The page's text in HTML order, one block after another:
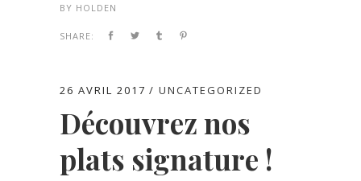
BY HOLDEN
SHARE:
26 AVRIL 2017 UNCATEGORIZED
Découvrez nos
plats signature !